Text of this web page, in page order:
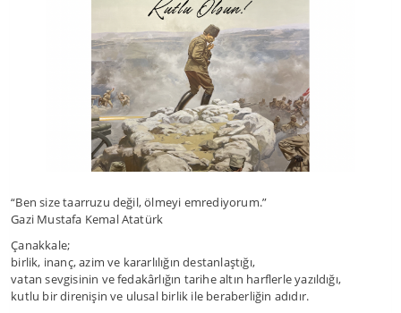
“Ben size taarruzu değil, ölmeyi emrediyorum.”
Gazi Mustafa Kemal Atatürk
Çanakkale;
birlik, inanç, azim ve kararlılığın destanlaştığı,
vatan sevgisinin ve fedakârlığın tarihe altın harflerle yazıldığı,
kutlu bir direnişin ve ulusal birlik ile beraberliğin adıdır.